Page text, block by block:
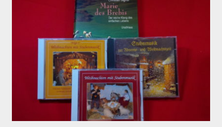
MOLECULAR